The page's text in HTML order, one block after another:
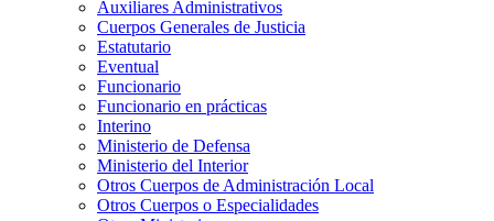
Auxiliares Administrativos
Cuerpos Generales de Justicia
Estatutario
Eventual
Funcionario
Funcionario en prácticas
Interino
Ministerio de Defensa
Ministerio del Interior
Otros Cuerpos de Administración Local
Otros Cuerpos o Especialidades